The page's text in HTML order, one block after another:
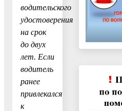
водительского
удостоверения
на срок
до двух
лет. Если
водитель
ранее
привлекался
к